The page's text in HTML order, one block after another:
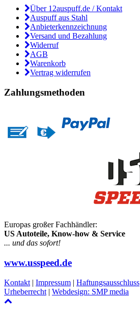
Über 12auspuff.de / Kontakt
Auspuff aus Stahl
Anbieterkennzeichnung
Versand und Bezahlung
Widerruf
AGB
Warenkorb
Vertrag widerrufen
Zahlungsmethoden
Europas großer Fachhändler:
US Autoteile, Know-how & Service
... und das sofort!
www.usspeed.de
Kontakt | Impressum | Haftungsausschluss
Urheberrecht | Webdesign: SMP media